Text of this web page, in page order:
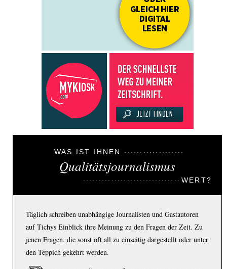
WAS IST IHNEN
Qualitätsjournalismus
WERT?
Täglich schreiben unabhängige Journalisten und Gastautoren
auf Tichys Einblick ihre Meinung zu den Fragen der Zeit. Zu
jenen Fragen, die sonst oft all zu einseitig dargestellt oder unter
den Teppich gekehrt werden.